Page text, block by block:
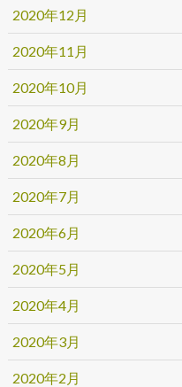
2020年12月
2020年11月
2020年10月
2020年9月
2020年8月
2020年7月
2020年6月
2020年5月
2020年4月
2020年3月
2020年2月